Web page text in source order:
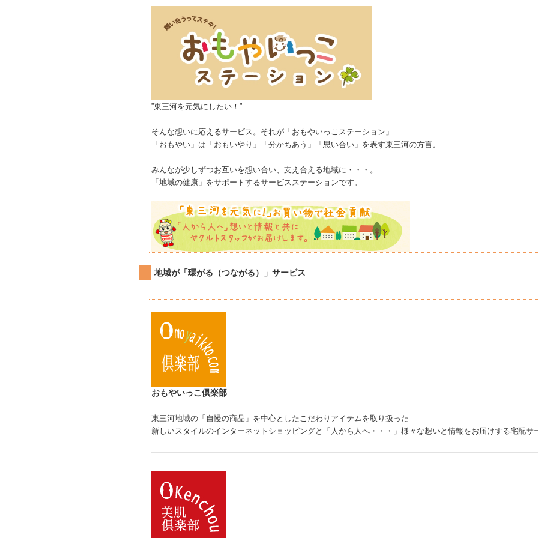
”東三河を元気にしたい！”
そんな想いに応えるサービス。それが「おもやいっこステーション」
「おもやい」は「おもいやり」「分かちあう」「思い合い」を表す東三河の方言。
みんなが少しずつお互いを想い合い、支え合える地域に・・・。
「地域の健康」をサポートするサービスステーションです。
地域が「環がる（つながる）」サービス
おもやいっこ倶楽部
東三河地域の「自慢の商品」を中心としたこだわりアイテムを取り扱った
新しいスタイルのインターネットショッピングと「人から人へ・・・」様々な想いと情報をお届けする宅配サ